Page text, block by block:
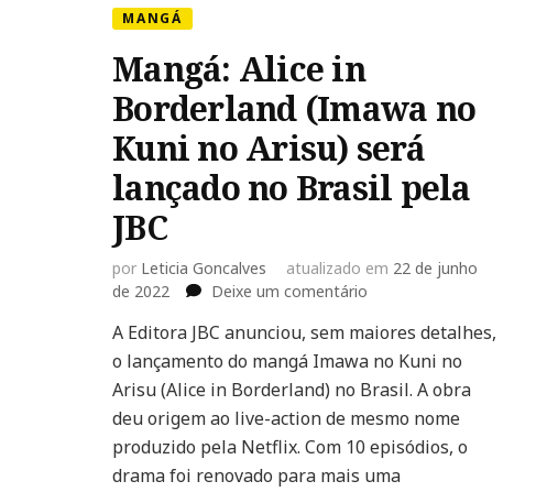
MANGÁ
Mangá: Alice in
Borderland (Imawa no
Kuni no Arisu) será
lançado no Brasil pela
JBC
por Leticia Goncalves atualizado em 22 de junho
de 2022
Deixe um comentário
Alice
in
Borderland
no
Kuni
no
A Editora JBC anunciou, sem maiores detalhes,
o lançamento do mangá Imawa no Kuni no
Arisu (Alice in Borderland) no Brasil. A obra
deu origem ao live-action de mesmo nome
produzido pela Netflix. Com 10 episódios, o
drama foi renovado para mais uma